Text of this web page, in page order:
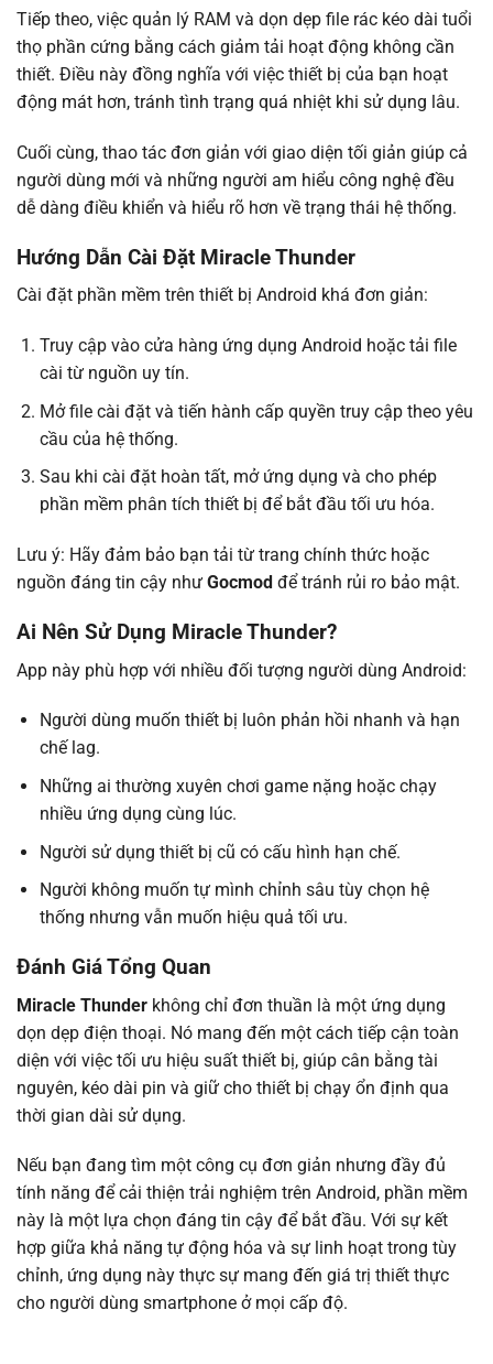
Tiếp theo, việc quản lý RAM và dọn dẹp file rác kéo dài tuổi
thọ phần cứng bằng cách giảm tải hoạt động không cần
thiết. Điều này đồng nghĩa với việc thiết bị của bạn hoạt
động mát hơn, tránh tình trạng quá nhiệt khi sử dụng lâu.
Cuối cùng, thao tác đơn giản với giao diện tối giản giúp cả
người dùng mới và những người am hiểu công nghệ đều
dễ dàng điều khiển và hiểu rõ hơn về trạng thái hệ thống.
Hướng Dẫn Cài Đặt Miracle Thunder
Cài đặt phần mềm trên thiết bị Android khá đơn giản:
Truy cập vào cửa hàng ứng dụng Android hoặc tải file
cài từ nguồn uy tín.
Mở file cài đặt và tiến hành cấp quyền truy cập theo yêu
cầu của hệ thống.
Sau khi cài đặt hoàn tất, mở ứng dụng và cho phép
phần mềm phân tích thiết bị để bắt đầu tối ưu hóa.
Lưu ý: Hãy đảm bảo bạn tải từ trang chính thức hoặc
nguồn đáng tin cậy như Gocmod để tránh rủi ro bảo mật.
Ai Nên Sử Dụng Miracle Thunder?
App này phù hợp với nhiều đối tượng người dùng Android:
Người dùng muốn thiết bị luôn phản hồi nhanh và hạn
chế lag.
Những ai thường xuyên chơi game nặng hoặc chạy
nhiều ứng dụng cùng lúc.
Người sử dụng thiết bị cũ có cấu hình hạn chế.
Người không muốn tự mình chỉnh sâu tùy chọn hệ
thống nhưng vẫn muốn hiệu quả tối ưu.
Đánh Giá Tổng Quan
Miracle Thunder không chỉ đơn thuần là một ứng dụng
dọn dẹp điện thoại. Nó mang đến một cách tiếp cận toàn
diện với việc tối ưu hiệu suất thiết bị, giúp cân bằng tài
nguyên, kéo dài pin và giữ cho thiết bị chạy ổn định qua
thời gian dài sử dụng.
Nếu bạn đang tìm một công cụ đơn giản nhưng đầy đủ
tính năng để cải thiện trải nghiệm trên Android, phần mềm
này là một lựa chọn đáng tin cậy để bắt đầu. Với sự kết
hợp giữa khả năng tự động hóa và sự linh hoạt trong tùy
chỉnh, ứng dụng này thực sự mang đến giá trị thiết thực
cho người dùng smartphone ở mọi cấp độ.